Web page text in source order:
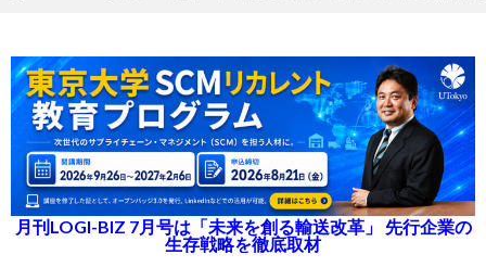
月刊LOGI-BIZ 7月号は「未来を創る輸送改革」 先行企業の
生存戦略を徹底取材